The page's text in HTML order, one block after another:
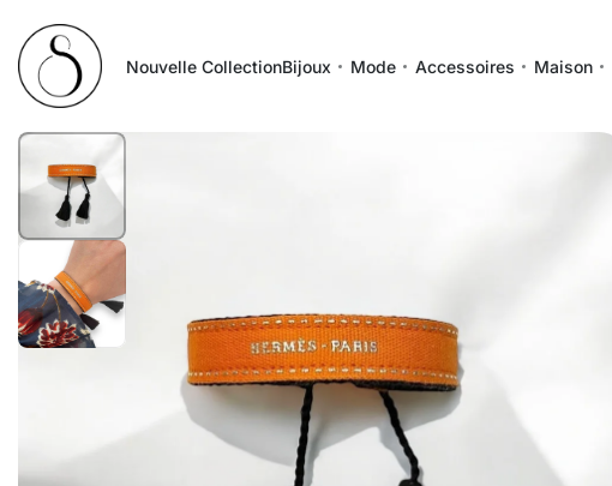
Nouvelle CollectionBijoux Mode Accessoires Maison